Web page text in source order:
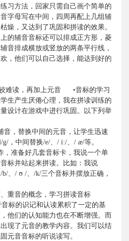
习方法，回家只需自己画个简单的
字母写在中间，四周再配上几组辅
燥，又达到了巩固和拼读的效果。
的辅音音标还可以排成正方形，菱
音排成横放或竖放的两条平行线，
，他们可以自己选择，能达到好的
难读，再加上元音
•音标的学习
生产生厌倦心理，我在拼读训练的
设计在游戏中进行巩固。以下列举
音，替换中间的元音，让学生迅速
/g/ ，中间替换/e/、 / i:/、 / æ/等。
，准备好几套音标卡，我说一个单
标并站起来拼读。比如：我说
/b/、 / ʊ /、 /k/三个音标并摆放正确，
重音的概念，学习拼读音标
标的识记和认读累积了一定的基
他们的认知能力也在不断增强。而
现了元音的教学内容。我们可以结
元音音标的听说读写。